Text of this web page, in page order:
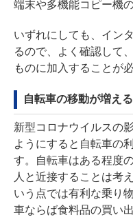
端末や多機能コピー機
いずれにしても、イン
るので、よく確認して
ものに加入することが
自転車の移動が増え
新型コロナウイルスの
ようにすると自転車の
す。自転車はある程度
人と近接することは考
いう点では有利な乗り
車ならば食料品の買い